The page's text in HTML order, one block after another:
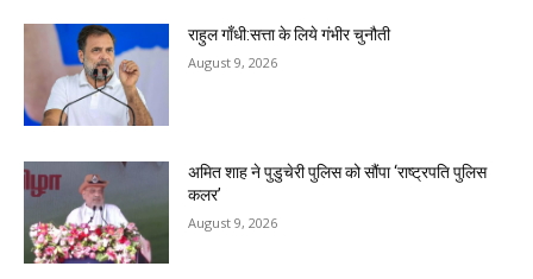
राहुल गाँधी:सत्ता के लिये गंभीर चुनौती
August 9, 2026
अमित शाह ने पुडुचेरी पुलिस को सौंपा ‘राष्ट्रपति पुलिस
कलर’
August 9, 2026